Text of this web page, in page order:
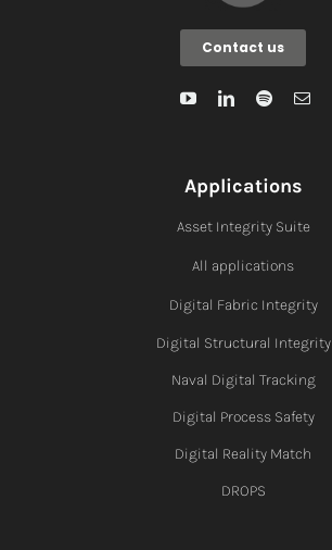
Contact us
Applications
Asset Integrity Suite
All applications
Digital Fabric Integrity
Digital Structural Integrity
Naval Digital Tracking
Digital Process Safety
Digital Reality Match
DROPS